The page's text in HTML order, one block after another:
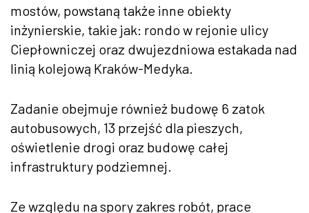
mostów, powstaną także inne obiekty
inżynierskie, takie jak: rondo w rejonie ulicy
Ciepłowniczej oraz dwujezdniowa estakada nad
linią kolejową Kraków-Medyka.
Zadanie obejmuje również budowę 6 zatok
autobusowych, 13 przejść dla pieszych,
oświetlenie drogi oraz budowę całej
infrastruktury podziemnej.
Ze względu na spory zakres robót, prace